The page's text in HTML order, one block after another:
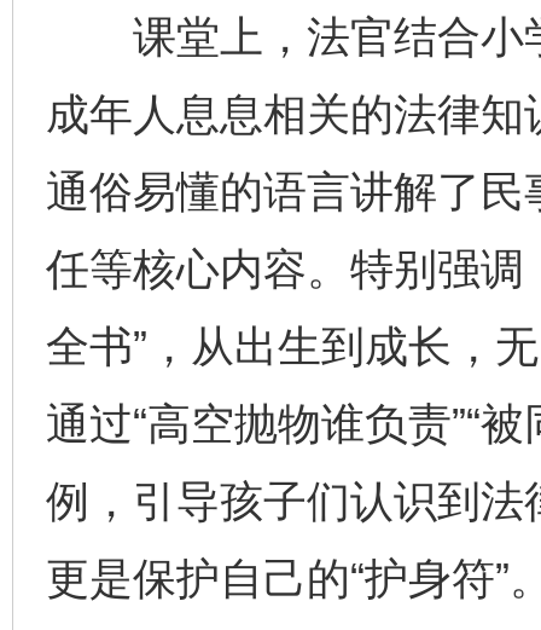
课堂上，法官结合小
成年人息息相关的法律
通俗易懂的语言讲解了
任等核心内容。特别强调
全书”，从出生到成长，
通过“高空抛物谁负责”“
例，引导孩子们认识到法
更是保护自己的“护身符”